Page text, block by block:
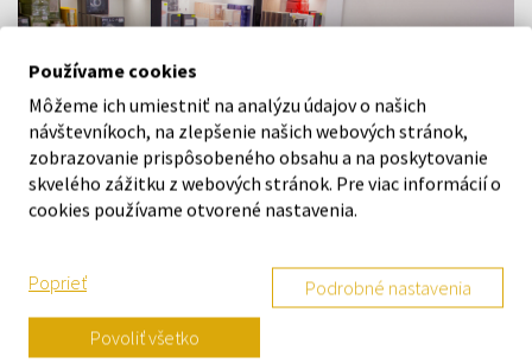
Navštívte našu predajňu v Šamoríne
Po - Pi: 8:00 - 16:00
Používame cookies
Môžeme ich umiestniť na analýzu údajov o našich
návštevníkoch, na zlepšenie našich webových stránok,
zobrazovanie prispôsobeného obsahu a na poskytovanie
skvelého zážitku z webových stránok. Pre viac informácií o
cookies používame otvorené nastavenia.
Poprieť Podrobné nastavenia
Povoliť všetko